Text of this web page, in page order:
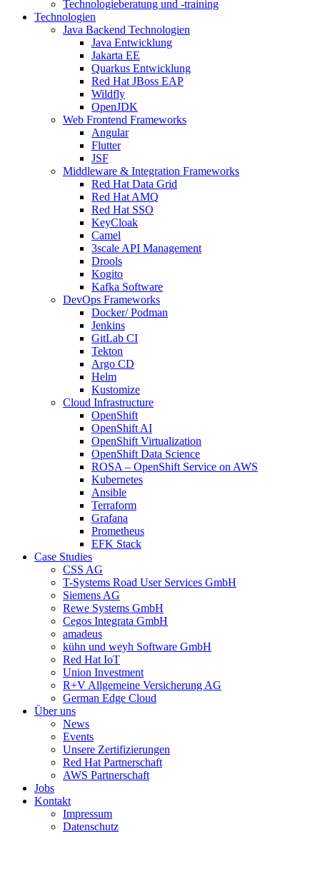
Technologieberatung und -training
Technologien
Java Backend Technologien
Java Entwicklung
Jakarta EE
Quarkus Entwicklung
Red Hat JBoss EAP
Wildfly
OpenJDK
Web Frontend Frameworks
Angular
Flutter
JSF
Middleware & Integration Frameworks
Red Hat Data Grid
Red Hat AMQ
Red Hat SSO
KeyCloak
Camel
3scale API Management
Drools
Kogito
Kafka Software
DevOps Frameworks
Docker/ Podman
Jenkins
GitLab CI
Tekton
Argo CD
Helm
Kustomize
Cloud Infrastructure
OpenShift
OpenShift AI
OpenShift Virtualization
OpenShift Data Science
ROSA – OpenShift Service on AWS
Kubernetes
Ansible
Terraform
Grafana
Prometheus
EFK Stack
Case Studies
CSS AG
T-Systems Road User Services GmbH
Siemens AG
Rewe Systems GmbH
Cegos Integrata GmbH
amadeus
kühn und weyh Software GmbH
Red Hat IoT
Union Investment
R+V Allgemeine Versicherung AG
German Edge Cloud
Über uns
News
Events
Unsere Zertifizierungen
Red Hat Partnerschaft
AWS Partnerschaft
Jobs
Kontakt
Impressum
Datenschutz